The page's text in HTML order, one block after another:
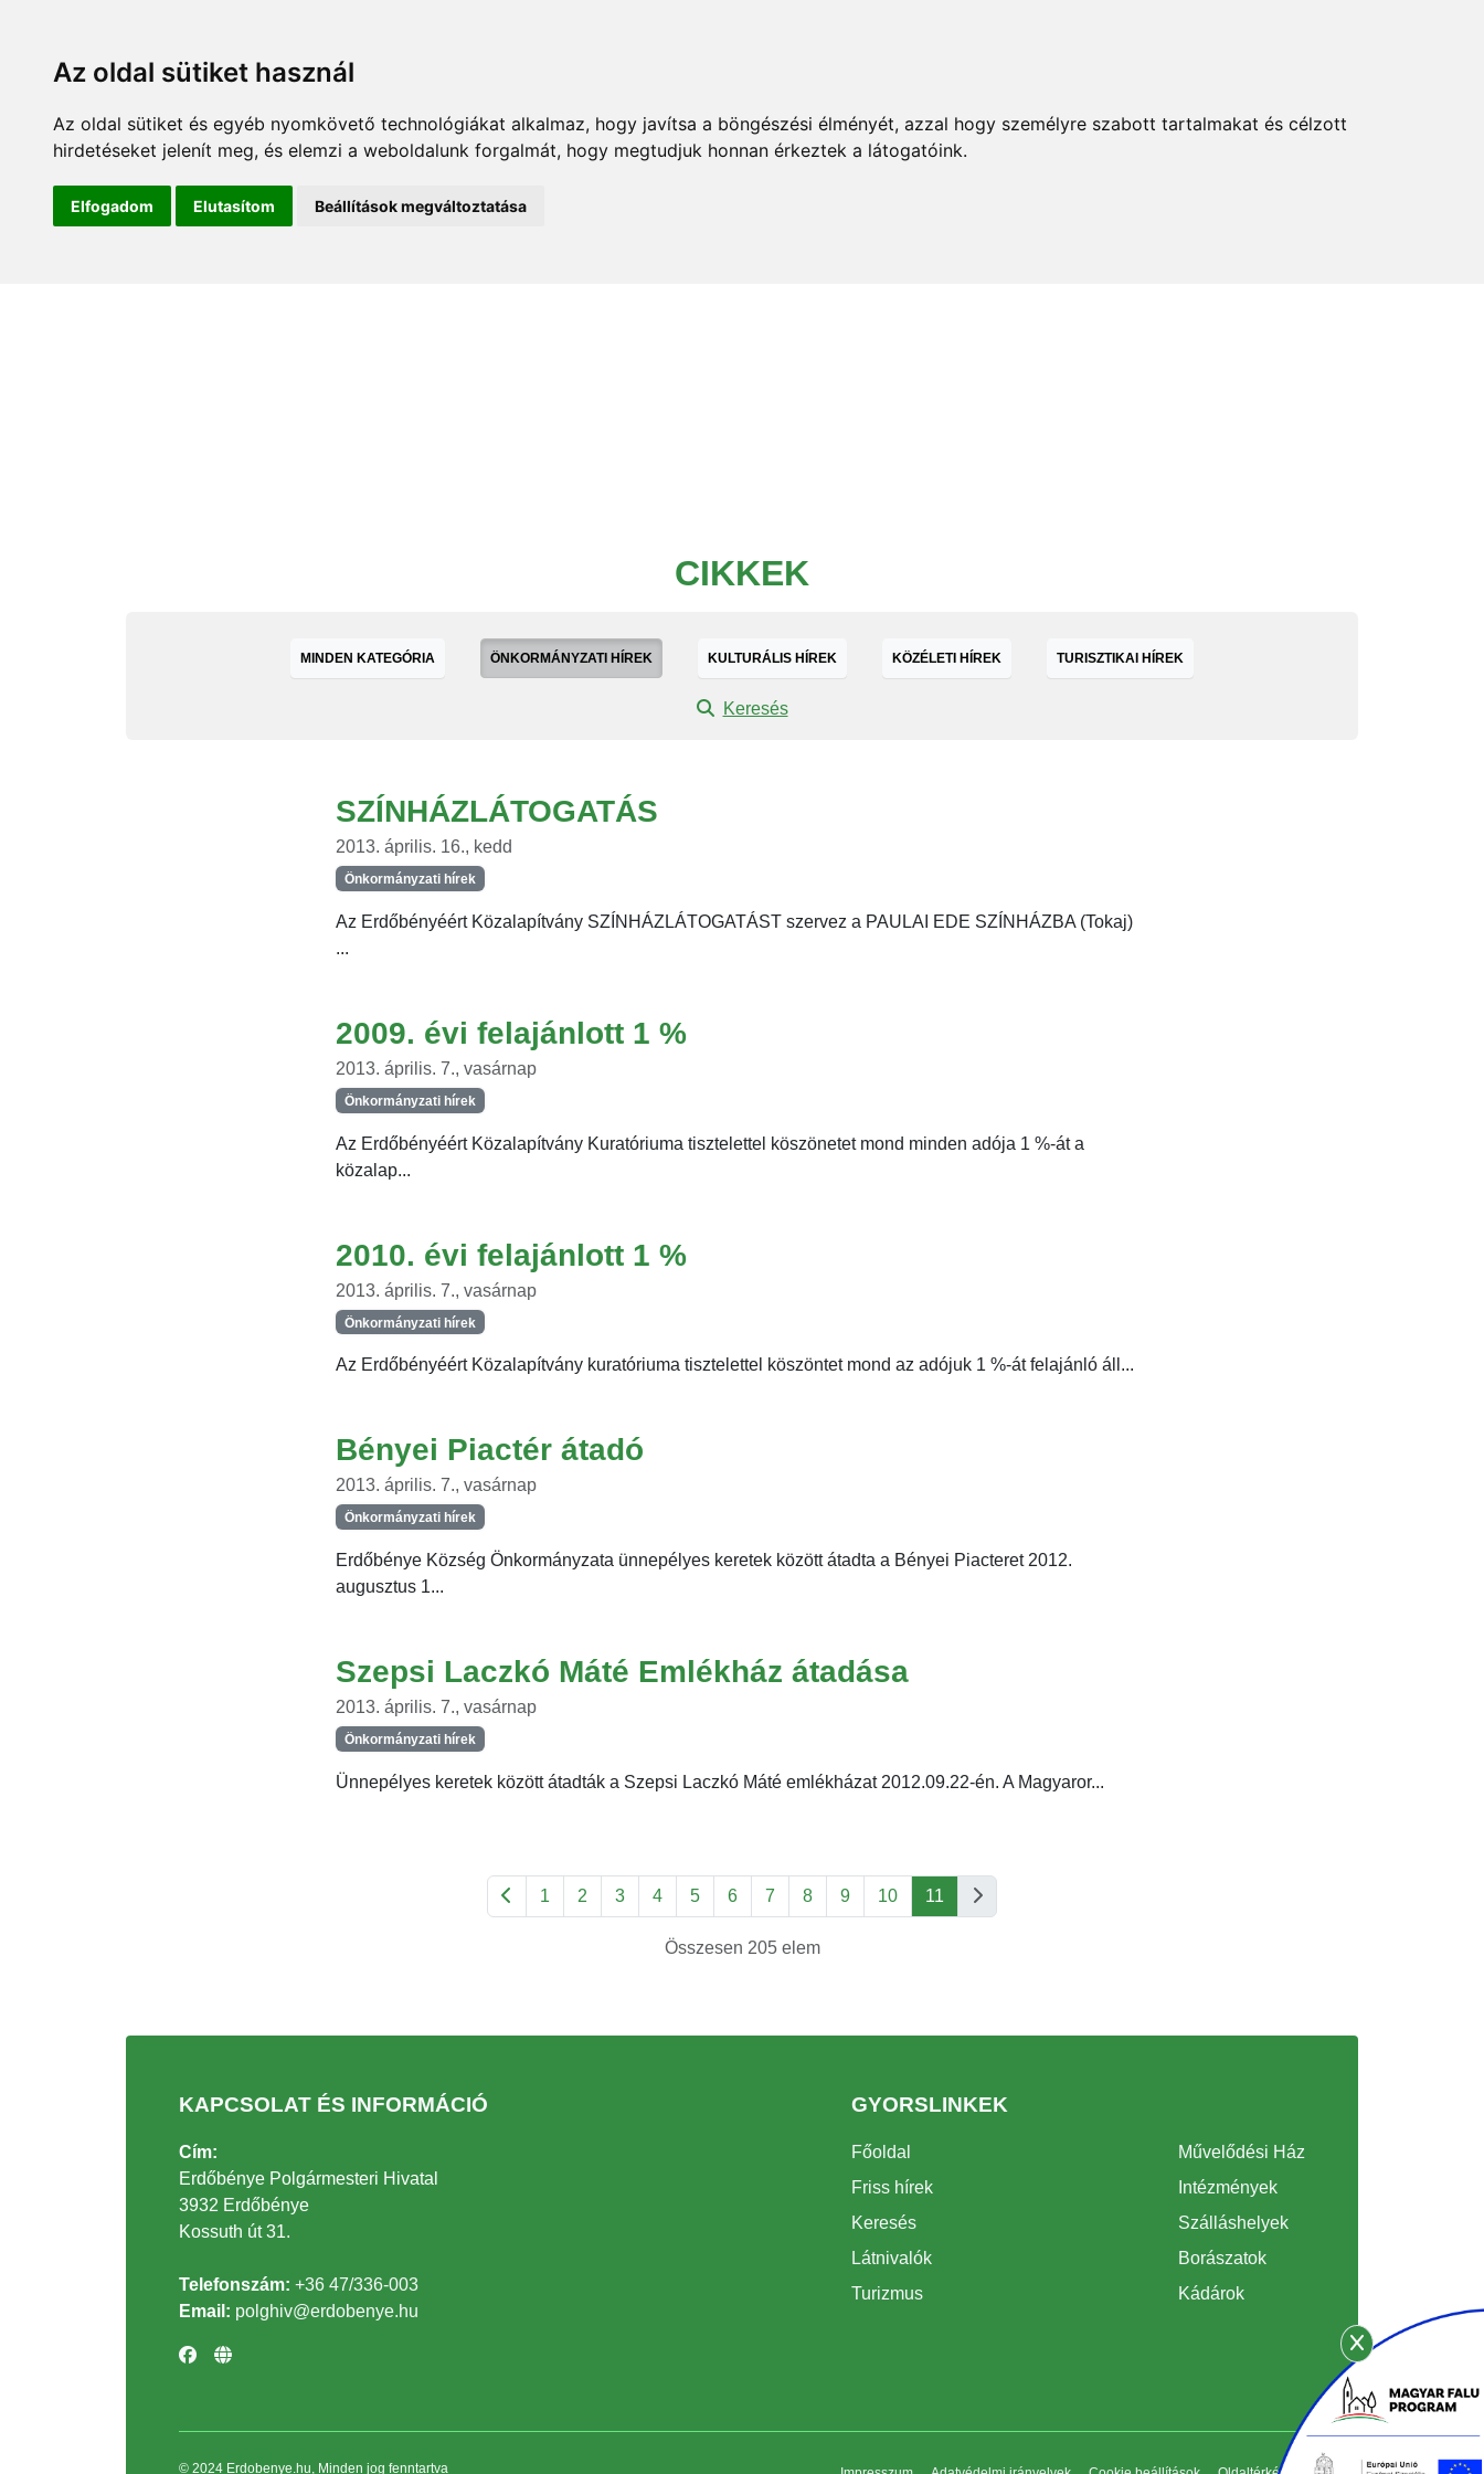
Az oldal sütiket használ
Az oldal sütiket és egyéb nyomkövető technológiákat alkalmaz, hogy javítsa a böngészési élményét, azzal hogy személyre szabott tartalmakat és célzott
hirdetéseket jelenít meg, és elemzi a weboldalunk forgalmát, hogy megtudjuk honnan érkeztek a látogatóink.
Elfogadom Elutasítom Beállítások megváltoztatása
CIKKEK
MINDEN KATEGÓRIA ÖNKORMÁNYZATI HÍREK KULTURÁLIS HÍREK KÖZÉLETI HÍREK TURISZTIKAI HÍREK
Keresés
SZÍNHÁZLÁTOGATÁS
2013. április. 16., kedd
Önkormányzati hírek
Az Erdőbényéért Közalapítvány SZÍNHÁZLÁTOGATÁST szervez a PAULAI EDE SZÍNHÁZBA (Tokaj)
...
2009. évi felajánlott 1 %
2013. április. 7., vasárnap
Önkormányzati hírek
Az Erdőbényéért Közalapítvány Kuratóriuma tisztelettel köszönetet mond minden adója 1 %-át a
közalap...
2010. évi felajánlott 1 %
2013. április. 7., vasárnap
Önkormányzati hírek
Az Erdőbényéért Közalapítvány kuratóriuma tisztelettel köszöntet mond az adójuk 1 %-át felajánló áll...
Bényei Piactér átadó
2013. április. 7., vasárnap
Önkormányzati hírek
Erdőbénye Község Önkormányzata ünnepélyes keretek között átadta a Bényei Piacteret 2012.
augusztus 1...
Szepsi Laczkó Máté Emlékház átadása
2013. április. 7., vasárnap
Önkormányzati hírek
Ünnepélyes keretek között átadták a Szepsi Laczkó Máté emlékházat 2012.09.22-én. A Magyaror...
1 2 3 4 5 6 7 8 9 10 11
Összesen 205 elem
KAPCSOLAT ÉS INFORMÁCIÓ
Cím:
Erdőbénye Polgármesteri Hivatal
3932 Erdőbénye
Kossuth út 31.
Telefonszám: +36 47/336-003
Email: polghiv@erdobenye.hu
GYORSLINKEK
Főoldal
Friss hírek
Keresés
Látnivalók
Turizmus
Művelődési Ház
Intézmények
Szálláshelyek
Borászatok
Kádárok
© 2024 Erdobenye.hu, Minden jog fenntartva